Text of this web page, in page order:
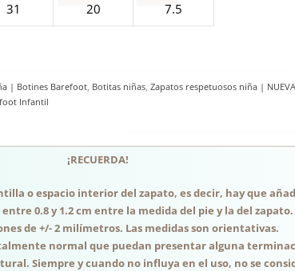
31 20 7.5
| Botines Barefoot, Botitas niñas, Zapatos respetuosos niña | NUEVA
Infantil
¡RECUERDA!
o espacio interior del zapato, es decir, hay que
0.8 y 1.2 cm entre la medida del pie y la del zapato.
de +/- 2 milímetros. Las medidas son orientativas.
normal que puedan presentar alguna
Siempre y cuando no influya en el uso, no se